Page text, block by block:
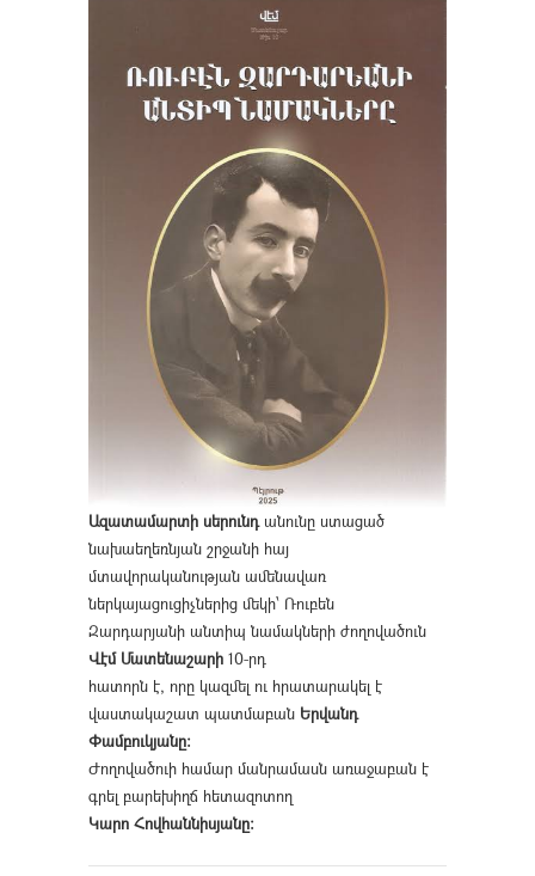
Ազատամարտի սերունդանունը ստացած
նախաեղեռնյան շրջանի հայ
մտավորականության ամենավառ
ներկայացուցիչներից մեկի՝ Ռուբեն
Զարդարյանի անտիպ նամակների ժողովածուն
Վէմ Մատենաշարի 10-րդ
հատորն է, որը կազմել ու հրատարակել է
վաստակաշատ պատմաբան Երվանդ
Փամբուկյանը։
Ժողովածուի համար մանրամասն առաջաբան է
գրել բարեխիղճ հետազոտող
Կարո Հովհաննիսյանը։